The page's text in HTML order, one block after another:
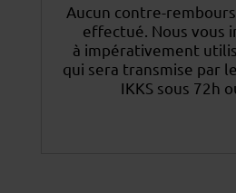
Aucun contre-
effectué. Nous vous
à impérativement
qui sera transmise par
IKKS sous 72h